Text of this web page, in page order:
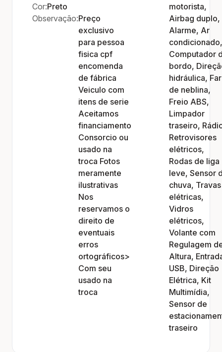
Cor:Preto
Observação:Preço
exclusivo
para pessoa
fisica cpf
encomenda
de fábrica
Veiculo com
itens de serie
Aceitamos
financiamento
Consorcio ou
usado na
troca Fotos
meramente
ilustrativas
Nos
reservamos o
direito de
eventuais
erros
ortográficos>
Com seu
usado na
troca
motorista,
Airbag duplo,
Alarme, Ar
condicionado,
Computador
bordo,
hidráulica,
de neblina,
Freio ABS,
Limpador
traseiro,
Retrovisores
elétricos,
Rodas de liga
leve, Sensor
chuva, Travas
elétricas,
Vidros
elétricos,
Volante com
Regulagem
Altura,
USB, Direção
Elétrica, Kit
Multimídia,
Sensor de
traseiro